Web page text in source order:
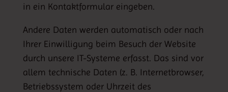
in ein Kontaktformular eingeben.
Andere Daten werden automatisch oder nach
Ihrer Einwilligung beim Besuch der Website
durch unsere IT-Systeme erfasst. Das sind vor
allem technische Daten (z. B. Internetbrowser,
Betriebssystem oder Uhrzeit des